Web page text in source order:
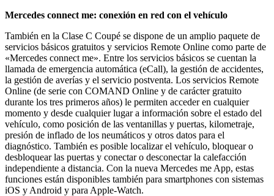
Mercedes connect me: conexión en red con el vehículo
También en la Clase C Coupé se dispone de un amplio paquete de
servicios básicos gratuitos y servicios Remote Online como parte de
«Mercedes connect me». Entre los servicios básicos se cuentan la
llamada de emergencia automática (eCall), la gestión de accidentes,
la gestión de averías y el servicio postventa. Los servicios Remote
Online (de serie con COMAND Online y de carácter gratuito
durante los tres primeros años) le permiten acceder en cualquier
momento y desde cualquier lugar a información sobre el estado del
vehículo, como posición de las ventanillas y puertas, kilometraje,
presión de inflado de los neumáticos y otros datos para el
diagnóstico. También es posible localizar el vehículo, bloquear o
desbloquear las puertas y conectar o desconectar la calefacción
independiente a distancia. Con la nueva Mercedes me App, estas
funciones están disponibles también para smartphones con sistemas
iOS y Android y para Apple-Watch.